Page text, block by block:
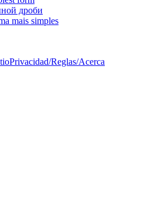
дроби
mais simples
Privacidad/Reglas/Acerca